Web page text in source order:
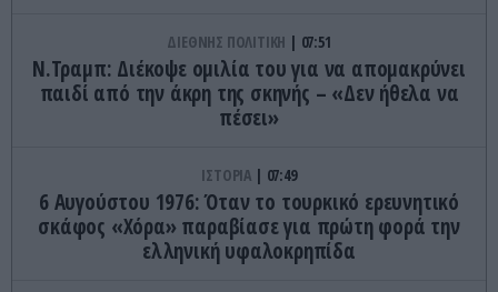
ΔΙΕΘΝΗΣ ΠΟΛΙΤΙΚΗ 07:51
Ν.Τραμπ: Διέκοψε ομιλία του για να απομακρύνει
παιδί από την άκρη της σκηνής – «Δεν ήθελα να
πέσει»
ΙΣΤΟΡΙΑ 07:49
6 Αυγούστου 1976: Όταν το τουρκικό ερευνητικό
σκάφος «Χόρα» παραβίασε για πρώτη φορά την
ελληνική υφαλοκρηπίδα